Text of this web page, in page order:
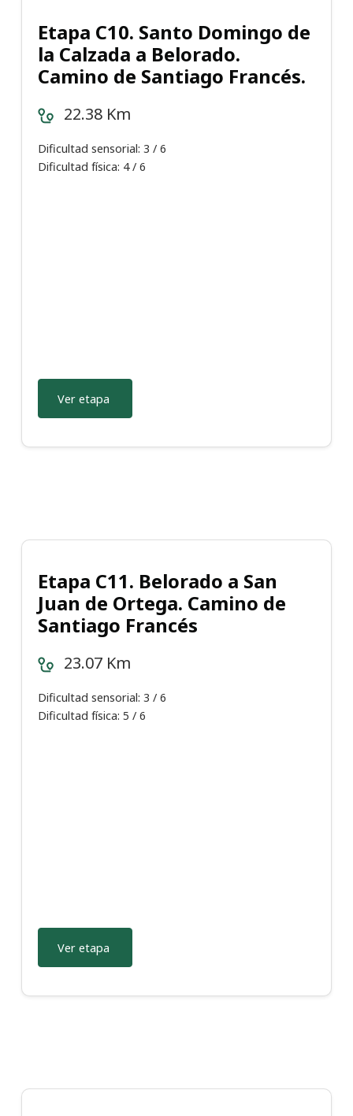
Etapa C10. Santo Domingo de
la Calzada a Belorado.
Camino de Santiago Francés.
22.38 Km
Dificultad sensorial: 3 / 6
Dificultad física: 4 / 6
Ver etapa
Etapa C11. Belorado a San
Juan de Ortega. Camino de
Santiago Francés
23.07 Km
Dificultad sensorial: 3 / 6
Dificultad física: 5 / 6
Ver etapa